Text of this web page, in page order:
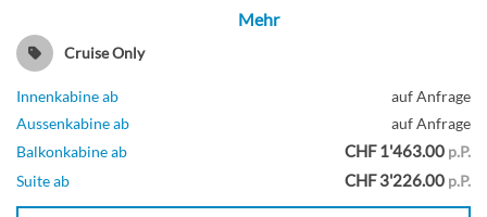
Mehr
Cruise Only
Innenkabine ab
auf Anfrage
Aussenkabine ab
auf Anfrage
Balkonkabine ab
CHF 1'463.00 p.P.
Suite ab
CHF 3'226.00 p.P.